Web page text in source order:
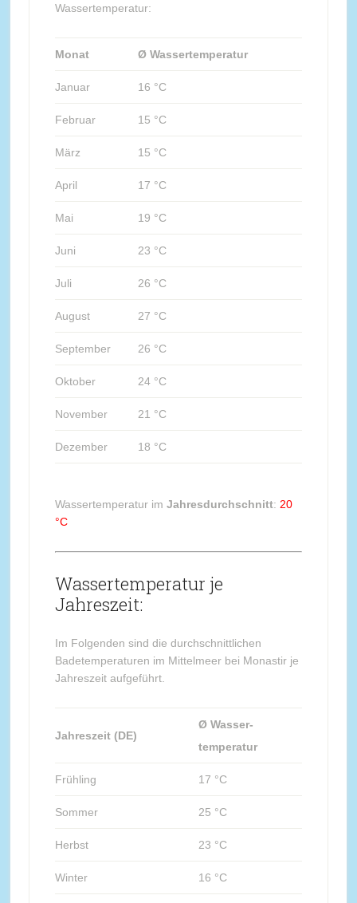
Wassertemperatur:
Monat Ø Wassertemperatur
Januar 16 °C
Februar 15 °C
März 15 °C
April 17 °C
Mai 19 °C
Juni 23 °C
Juli 26 °C
August 27 °C
September 26 °C
Oktober 24 °C
November 21 °C
Dezember 18 °C
Wassertemperatur im Jahresdurchschnitt: 20
°C
Wassertemperatur je
Jahreszeit:
Im Folgenden sind die durchschnittlichen
Badetemperaturen im Mittelmeer bei Monastir je
Jahreszeit aufgeführt.
Jahreszeit (DE)
Ø Wasser-
temperatur
Frühling 17 °C
Sommer 25 °C
Herbst 23 °C
Winter 16 °C